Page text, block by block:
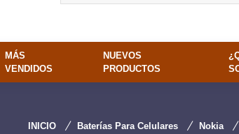
MÁS
VENDIDOS
NUEVOS
PRODUCTOS
INICIO Baterías Para Celulares Nokia